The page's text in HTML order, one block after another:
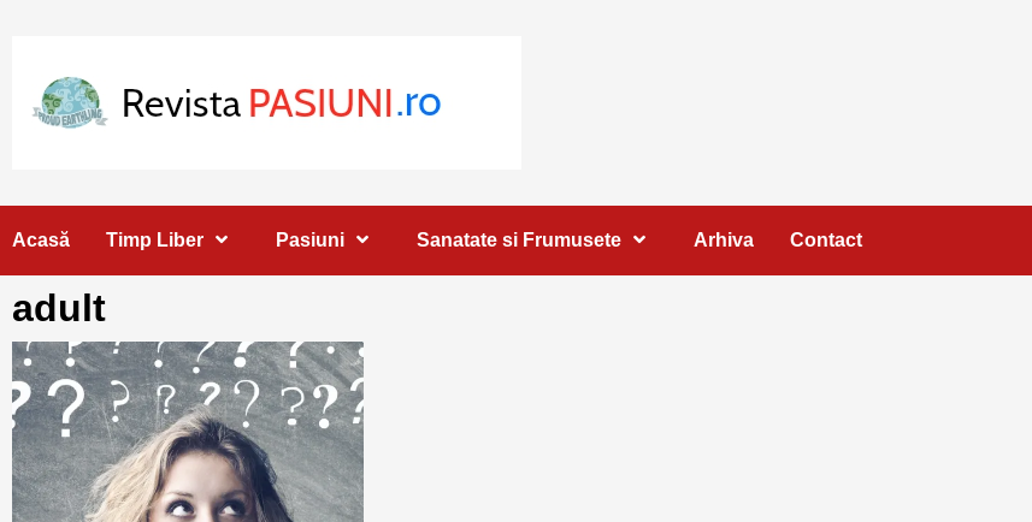
content
Acasă Timp Liber Pasiuni Sanatate si Frumusete Arhiva Contact
adult